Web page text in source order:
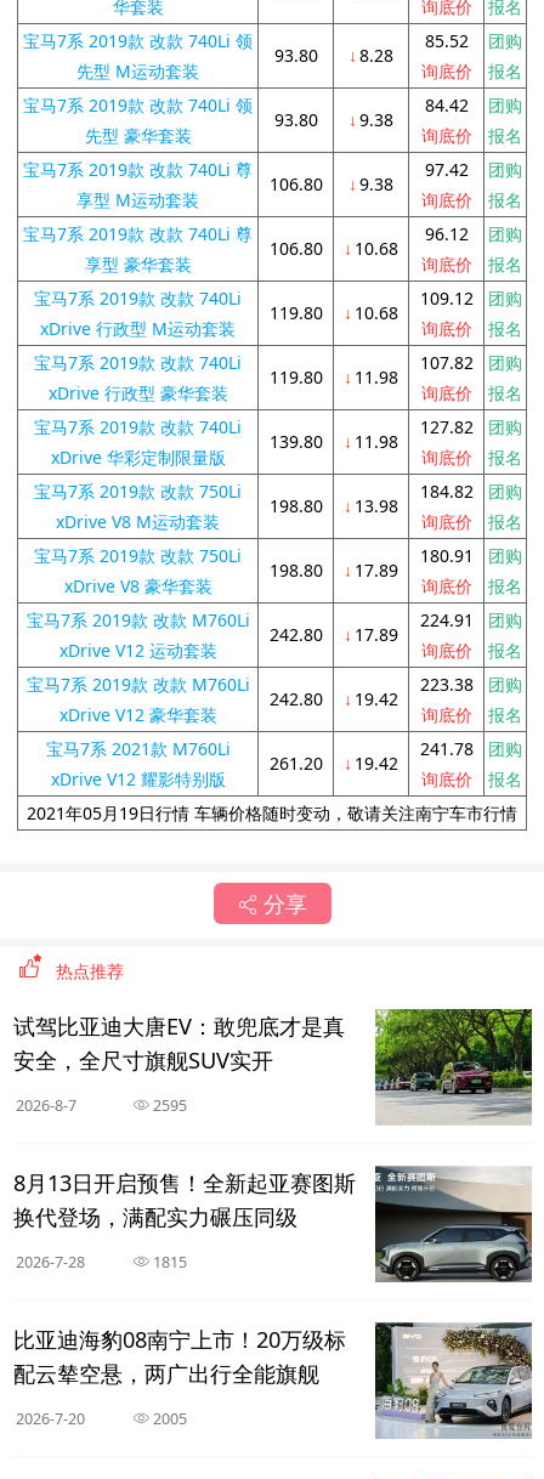
华套装
询底价
报名
宝马7系 2019款 改款 740Li 领
先型 M运动套装
93.80 ↓ 8.28
85.52
询底价
团购
报名
宝马7系 2019款 改款 740Li 领
先型 豪华套装
93.80 ↓ 9.38
84.42
询底价
团购
报名
宝马7系 2019款 改款 740Li 尊
享型 M运动套装
106.80 ↓ 9.38
97.42
询底价
团购
报名
宝马7系 2019款 改款 740Li 尊
享型 豪华套装
106.80 ↓ 10.68
96.12
询底价
团购
报名
宝马7系 2019款 改款 740Li
xDrive 行政型 M运动套装
119.80 ↓ 10.68
109.12
询底价
团购
报名
宝马7系 2019款 改款 740Li
xDrive 行政型 豪华套装
119.80 ↓ 11.98
107.82
询底价
团购
报名
宝马7系 2019款 改款 740Li
xDrive 华彩定制限量版
139.80 ↓ 11.98
127.82
询底价
团购
报名
宝马7系 2019款 改款 750Li
xDrive V8 M运动套装
198.80 ↓ 13.98
184.82
询底价
团购
报名
宝马7系 2019款 改款 750Li
xDrive V8 豪华套装
198.80 ↓ 17.89
180.91
询底价
团购
报名
宝马7系 2019款 改款 M760Li
xDrive V12 运动套装
242.80 ↓ 17.89
224.91
询底价
团购
报名
宝马7系 2019款 改款 M760Li
xDrive V12 豪华套装
242.80 ↓ 19.42
223.38
询底价
团购
报名
宝马7系 2021款 M760Li
xDrive V12 耀影特别版
261.20 ↓ 19.42
241.78
询底价
团购
报名
2021年05月19日行情 车辆价格随时变动，敬请关注南宁车市行情
分享
热点推荐
试驾比亚迪大唐EV：敢兜底才是真
安全，全尺寸旗舰SUV实开
2026-8-7 2595
8月13日开启预售！全新起亚赛图斯
换代登场，满配实力碾压同级
2026-7-28 1815
比亚迪海豹08南宁上市！20万级标
配云辇空悬，两广出行全能旗舰
2026-7-20 2005